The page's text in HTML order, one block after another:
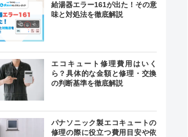
緊急駆けつけ
最短即日
給湯器エラー161が出た！その意
味と対処法を徹底解説
エコキュート修理費用はいく
ら？具体的な金額と修理・交換
の判断基準を徹底解説
パナソニック製エコキュートの
修理の際に役立つ費用目安や依